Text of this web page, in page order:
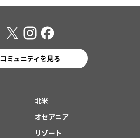
コミュニティを見る
北米
オセアニア
リゾート